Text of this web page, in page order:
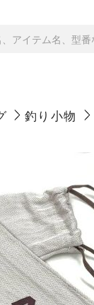
釣り小物